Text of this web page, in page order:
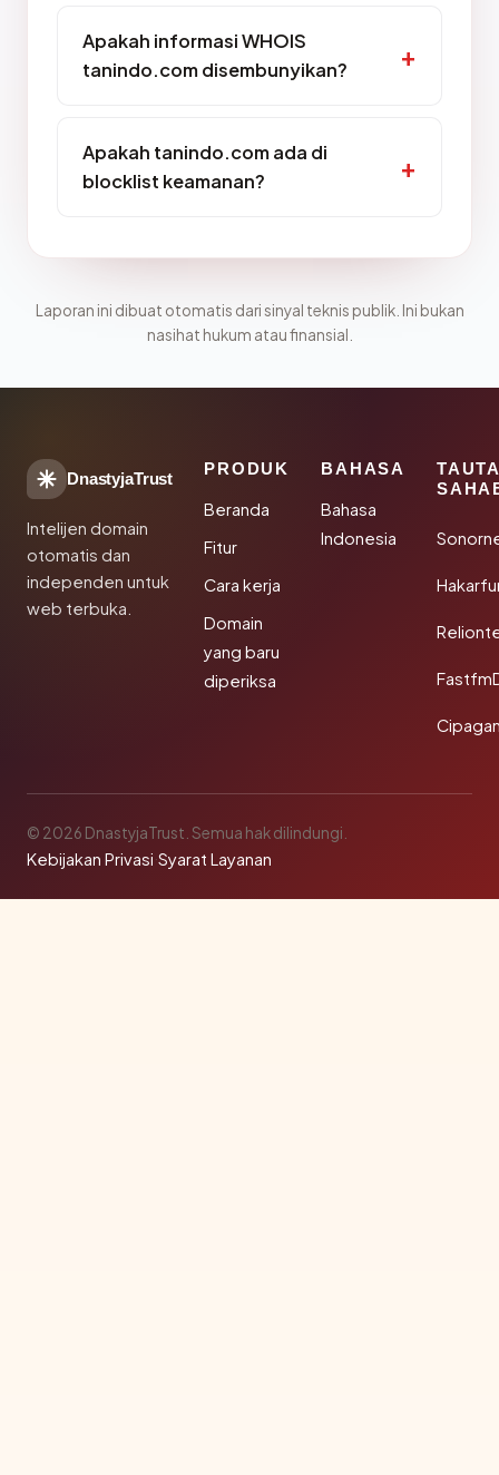
Apakah informasi WHOIS
tanindo.com disembunyikan?
Apakah tanindo.com ada di
blocklist keamanan?
Laporan ini dibuat otomatis dari sinyal teknis publik. Ini bukan
nasihat hukum atau finansial.
DnastyjaTrust
Intelijen domain
otomatis dan
independen untuk
web terbuka.
PRODUK
Beranda
Fitur
Cara kerja
Domain
yang baru
diperiksa
BAHASA
Bahasa
Indonesia
© 2026 DnastyjaTrust. Semua hak dilindungi.
Kebijakan Privasi·Syarat Layanan